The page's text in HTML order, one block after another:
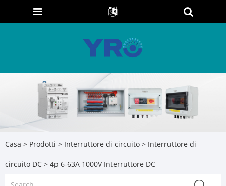
Casa > Prodotti > Interruttore di circuito > Interruttore di
circuito DC > 4p 6-63A 1000V Interruttore DC